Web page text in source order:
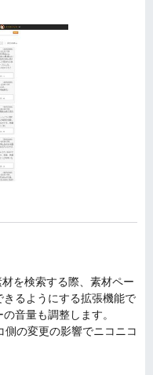
を検索する際、素材ペー
るようにする拡張機能で
音量も調整します。
の変更の影響でニコニコ